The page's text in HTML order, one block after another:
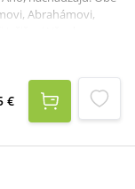
Abrahámovi,
knihy, ktoré pre
"Sväté
vznikom islamu a
na znaky,
€